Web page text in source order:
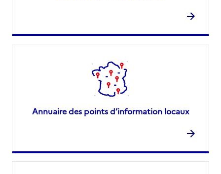
Annuaire des points d’information locaux